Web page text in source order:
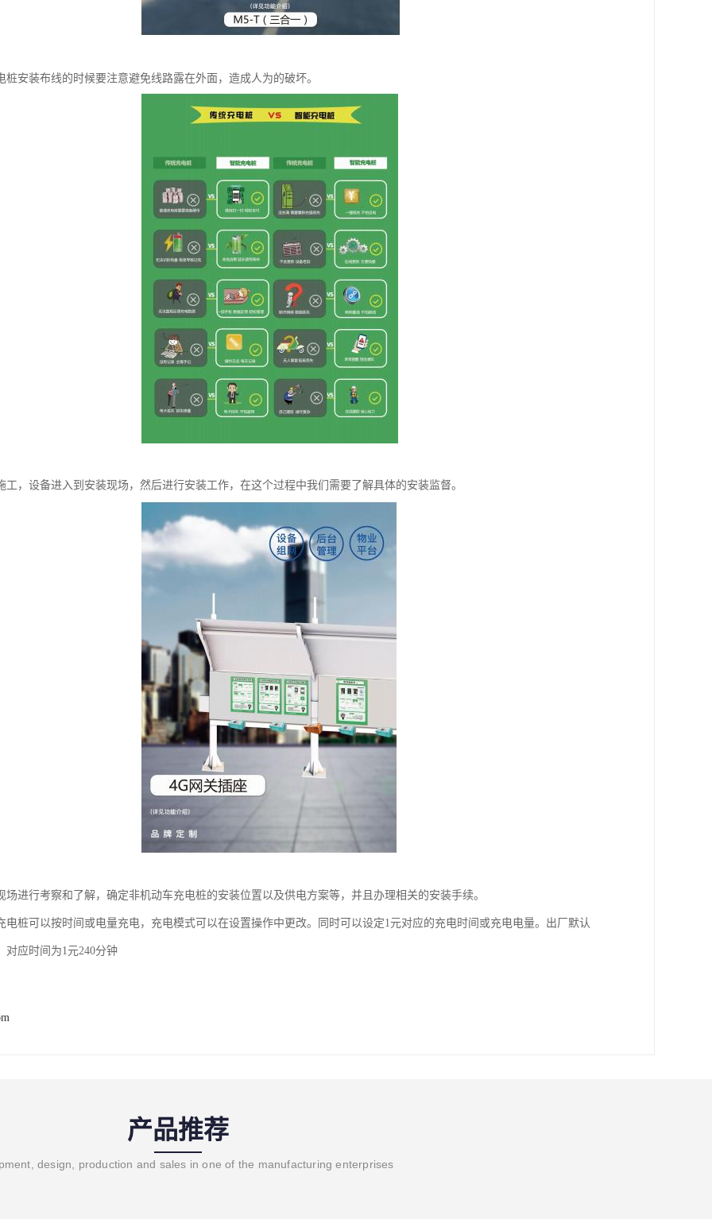
桩安装布线的时候要注意避免线路露在外面，造成人为的破坏。
工，设备进入到安装现场，然后进行安装工作，在这个过程中我们需要了解具体的安装监督。
场进行考察和了解，确定非机动车充电桩的安装位置以及供电方案等，并且办理相关的安装手续。
电桩可以按时间或电量充电，充电模式可以在设置操作中更改。同时可以设定1元对应的充电时间或充电电量。出厂默认
对应时间为1元240分钟
产品推荐
design, production and sales in one of the manufacturing enterprises